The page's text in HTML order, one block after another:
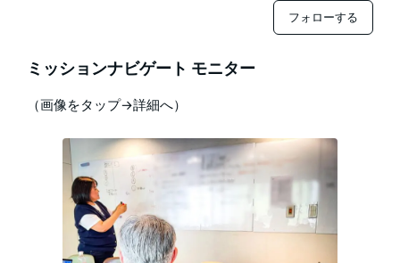
フォローする
ミッションナビゲート モニター
（画像をタップ→詳細へ）